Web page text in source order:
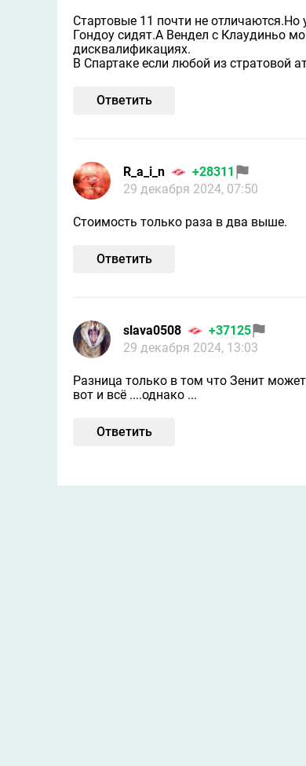
Стартовые 11 почти не
Гондоу сидят.А Вендел с Клаудиньо
дисквалификациях.
В Спартаке если любой из стратовой
Ответить
R_a_i_n
+28311
29 декабря 2024, 07:50
Стоимость только раза в два выше.
Ответить
slavа0508
+37125
29 декабря 2024, 13:03
Разница только в том что Зенит
вот и всё ....однако ...
Ответить